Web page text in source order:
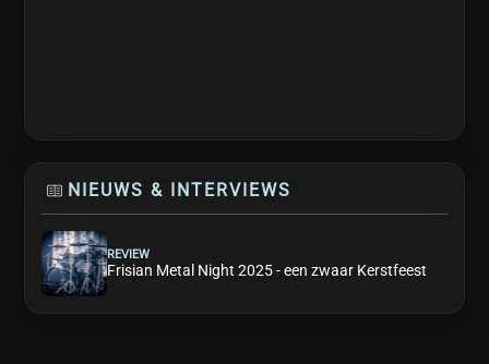
NIEUWS & INTERVIEWS
REVIEW
Frisian Metal Night 2025 - een zwaar Kerstfeest